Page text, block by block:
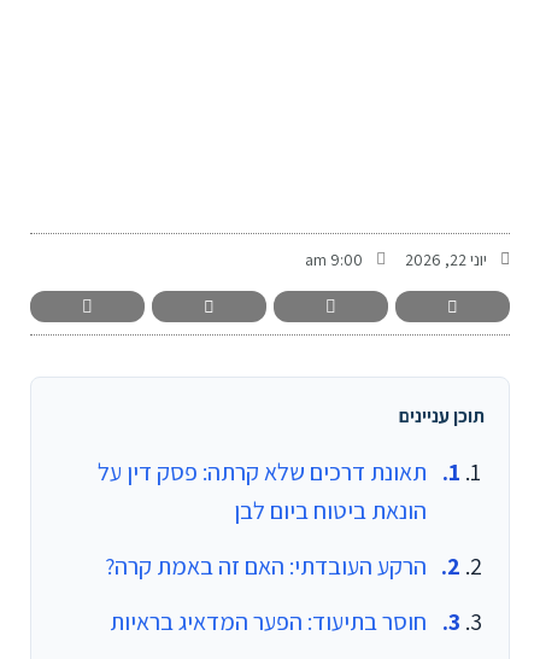
יוני 22, 2026 9:00 am
תוכן עניינים
תאונת דרכים שלא קרתה: פסק דין על
הונאת ביטוח ביום לבן
הרקע העובדתי: האם זה באמת קרה?
חוסר בתיעוד: הפער המדאיג בראיות